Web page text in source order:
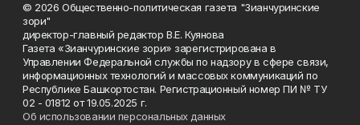
© 2026 Общественно-политическая газета "Зианчуринские
зори"
директор-главный редактор В.Е. Куянова
Газета «Зианчуринские зори» зарегистрирована в
Управлении Федеральной службы по надзору в сфере связи,
информационных технологий и массовых коммуникаций по
Республике Башкортостан. Регистрационный номер ПИ № ТУ
02 - 01812 от 19.05.2025 г.
Об использовании персональных данных